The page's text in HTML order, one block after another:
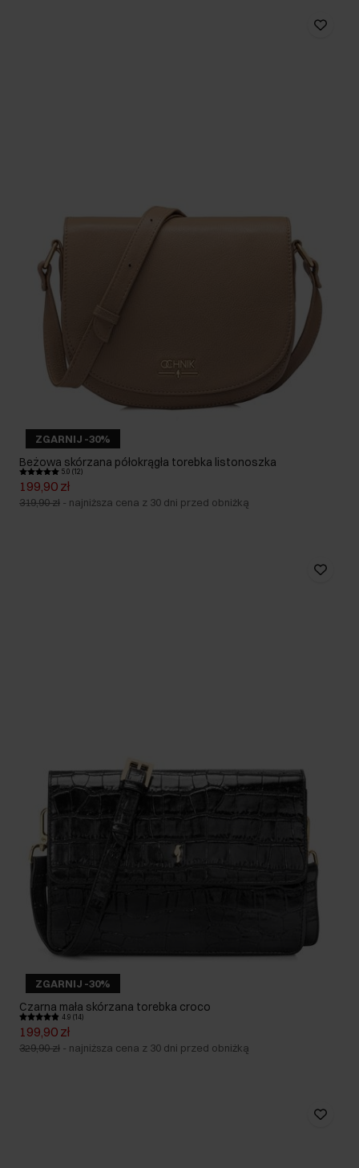
ZGARNIJ -30%
Beżowa skórzana półokrągła torebka listonoszka
5.0 (12)
199,90 zł
319,90 zł - najniższa cena z 30 dni przed obniżką
ZGARNIJ -30%
Czarna mała skórzana torebka croco
4.9 (14)
199,90 zł
329,90 zł - najniższa cena z 30 dni przed obniżką